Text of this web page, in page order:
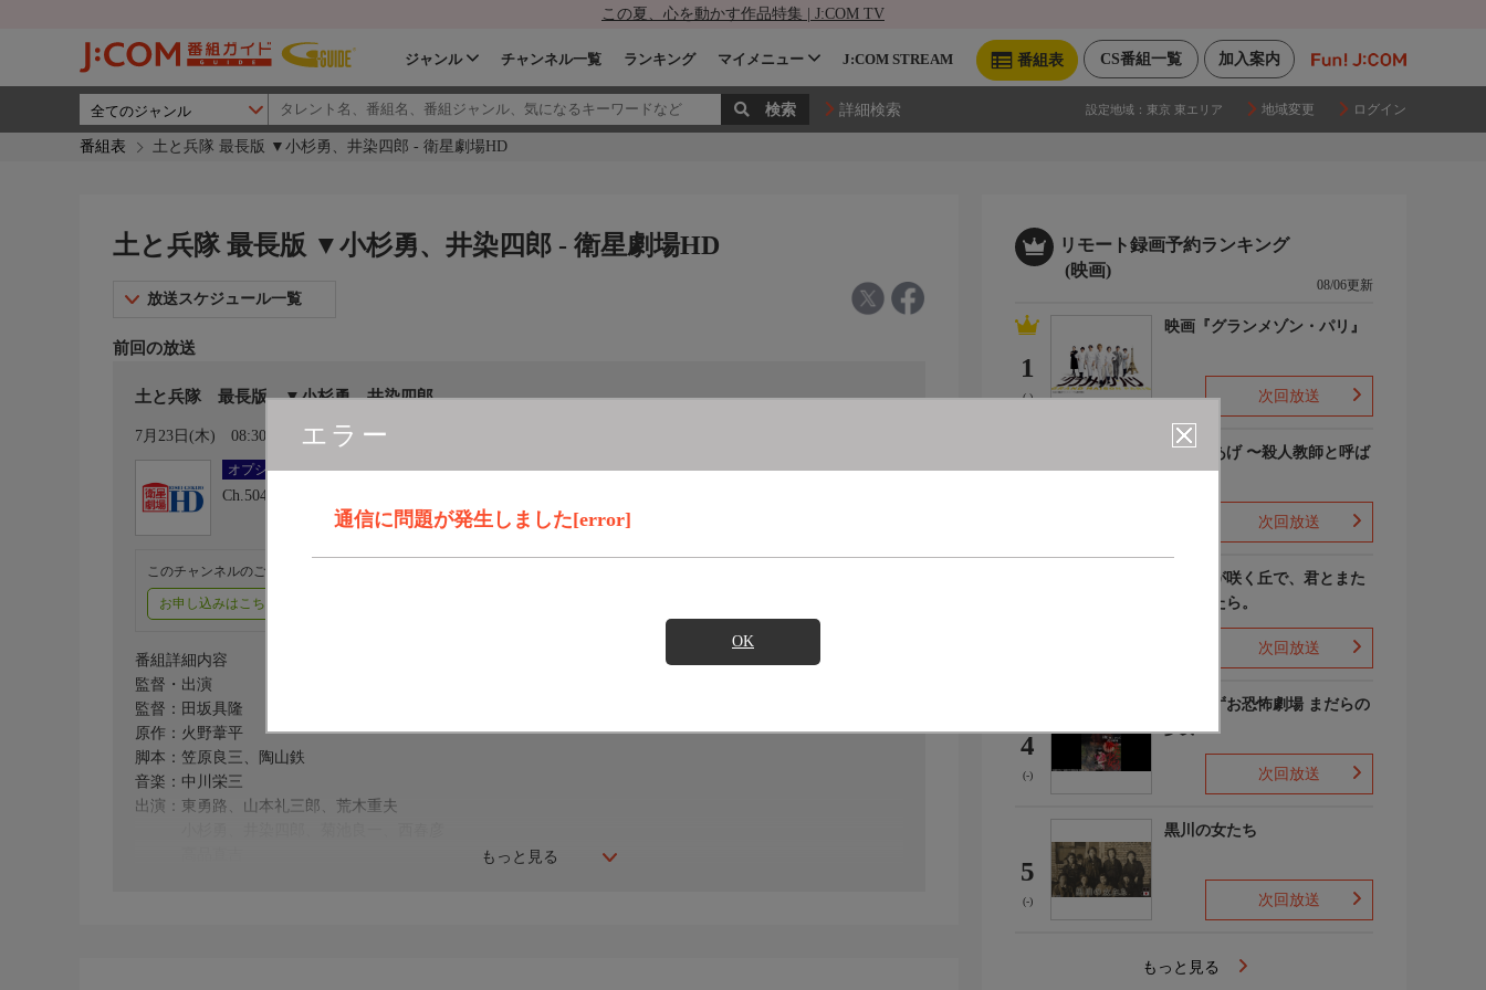
この夏、心を動かす作品特集 | J:COM TV
加入案内
CS番組一覧
番組表
ジャンル チャンネル一覧 ランキング マイメニュー J:COM STREAM
詳細検索 設定地域： 東京 東エリア 地域変更 ログイン
番組表 土と兵隊 最長版 ▼小杉勇、井染四郎 - 衛星劇場HD
エラー
通信に問題が発生しました[error]
OK
土と兵隊 最長版 ▼小杉勇、井染四郎 - 衛星劇場HD
放送スケジュール一覧
前回の放送
土と兵隊 最長版 ▼小杉勇、井染四郎
7月23日(木) 08:30〜11:15 カレンダー登録
オプション
Ch.504
このチャンネルのご視聴には、オプションチャンネル(有料)のご契約が必要となります。
お申し込みはこちら
もっと見る
番組詳細内容
監督・出演
監督：田坂具隆
原作：火野葦平
脚本：笠原良三、陶山鉄
音楽：中川栄三
出演：東勇路、山本礼三郎、荒木重夫
リモート録画予約ランキング
(映画)
08/06更新
1
(-)
映画『グランメゾン・パリ』
次回放送
でっちあげ 〜殺人教師と呼ば
次回放送
あの花が咲く丘で、君とまた
出会えたら。
次回放送
4
(-)
楳図かずお恐怖劇場 まだらの
少女
次回放送
5
(-)
黒川の女たち
次回放送
もっと見る